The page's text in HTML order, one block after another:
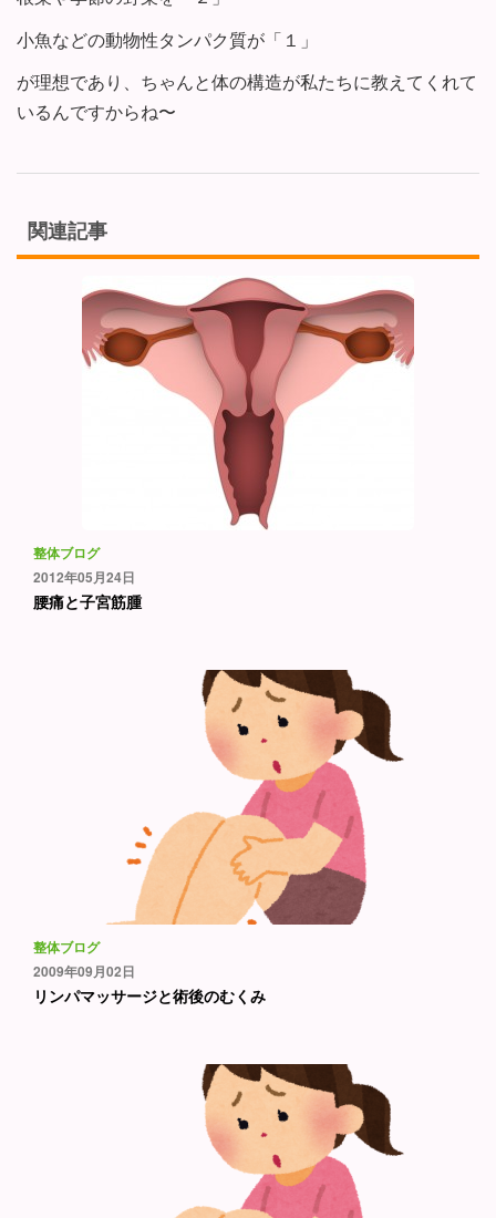
小魚などの動物性タンパク質が「１」
が理想であり、ちゃんと体の構造が私たちに教えてくれて
いるんですからね〜
関連記事
整体ブログ
2012年05月24日
腰痛と子宮筋腫
整体ブログ
2009年09月02日
リンパマッサージと術後のむくみ